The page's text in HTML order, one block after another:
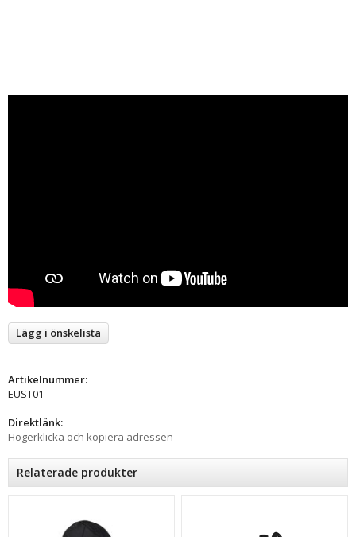
Lägg i önskelista
Artikelnummer:
EUST01
Direktlänk:
Högerklicka och kopiera adressen
Relaterade produkter